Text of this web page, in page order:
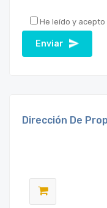
He leído y acepto
Dirección De